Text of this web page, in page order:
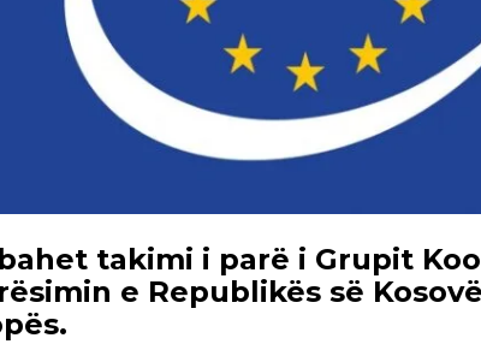
takimi i parë i Grupit
e Republikës së